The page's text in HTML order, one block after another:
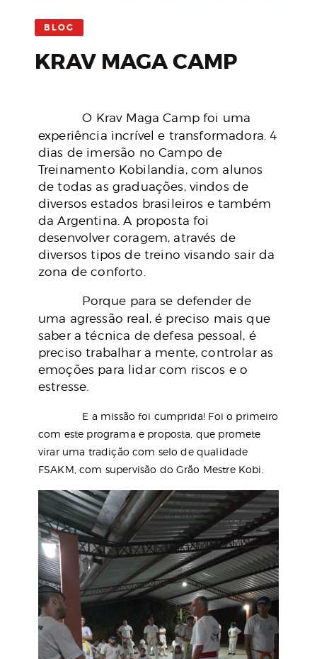
BLOG
KRAV MAGA CAMP
O Krav Maga Camp foi uma
experiência incrível e transformadora. 4
dias de imersão no Campo de
Treinamento Kobilandia, com alunos
de todas as graduações, vindos de
diversos estados brasileiros e também
da Argentina. A proposta foi
desenvolver coragem, através de
diversos tipos de treino visando sair da
zona de conforto.
Porque para se defender de
uma agressão real, é preciso mais que
saber a técnica de defesa pessoal, é
preciso trabalhar a mente, controlar as
emoções para lidar com riscos e o
estresse.
E a missão foi cumprida! Foi o primeiro
com este programa e proposta, que promete
virar uma tradição com selo de qualidade
FSAKM, com supervisão do Grão Mestre Kobi.